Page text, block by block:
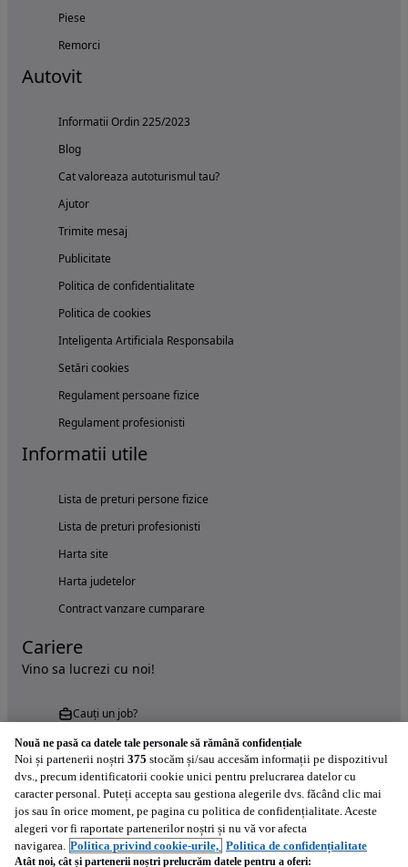
Piese
Remorci
Autovit
Informatii Ordin 225/2023
Blog
Cat valoreaza autoturismul tau?
Ajutor
Trimite mesaj
Publicitate
Politica de confidentialitate
Politica de cookies
Inteligenta Artificiala Responsabila
Setări cookies
Regulament persoane fizice
Regulament profesionisti
Informatii utile
Lista de preturi persone fizice
Lista de preturi profesionisti
Harta site
Harta judetelor
Contract vanzare cumparare
Cariere
Vino sa lucrezi cu noi!
Cauți un job?
Încearcă acum aplicația Autovit.ro
Nouă ne pasă ca datele tale personale să rămână confidențiale
Noi și partenerii noștri 375 stocăm și/sau accesăm informații pe dispozitivul
dvs., precum identificatorii cookie unici pentru prelucrarea datelor cu
caracter personal. Puteți accepta sau gestiona alegerile dvs. făcând clic mai
jos sau în orice moment, pe pagina cu politica de confidențialitate. Aceste
alegeri vor fi raportate partenerilor noștri și nu vă vor afecta
navigarea. Politica privind cookie-urile, Politica de confidențialitate
Atât noi, cât și partenerii noștri prelucrăm datele pentru a oferi: